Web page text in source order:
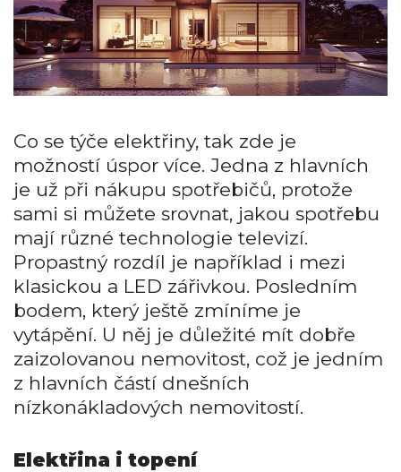
Co se týče elektřiny, tak zde je
možností úspor více. Jedna z hlavních
je už při nákupu spotřebičů, protože
sami si můžete srovnat, jakou spotřebu
mají různé technologie televizí.
Propastný rozdíl je například i mezi
klasickou a LED zářivkou. Posledním
bodem, který ještě zmíníme je
vytápění. U něj je důležité mít dobře
zaizolovanou nemovitost, což je jedním
z hlavních částí dnešních
nízkonákladových nemovitostí.
Elektřina i topení